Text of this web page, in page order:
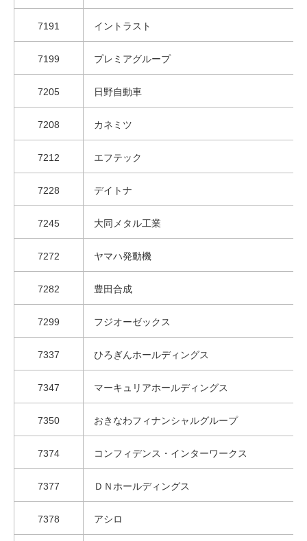
7191 イントラスト
7199 プレミアグループ
7205 日野自動車
7208 カネミツ
7212 エフテック
7228 デイトナ
7245 大同メタル工業
7272 ヤマハ発動機
7282 豊田合成
7299 フジオーゼックス
7337 ひろぎんホールディングス
7347 マーキュリアホールディングス
7350 おきなわフィナンシャルグループ
7374 コンフィデンス・インターワークス
7377 ＤＮホールディングス
7378 アシロ